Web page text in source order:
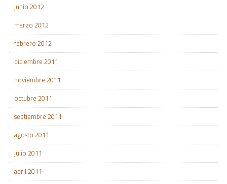
junio 2012
marzo 2012
febrero 2012
diciembre 2011
noviembre 2011
octubre 2011
septiembre 2011
agosto 2011
julio 2011
abril 2011